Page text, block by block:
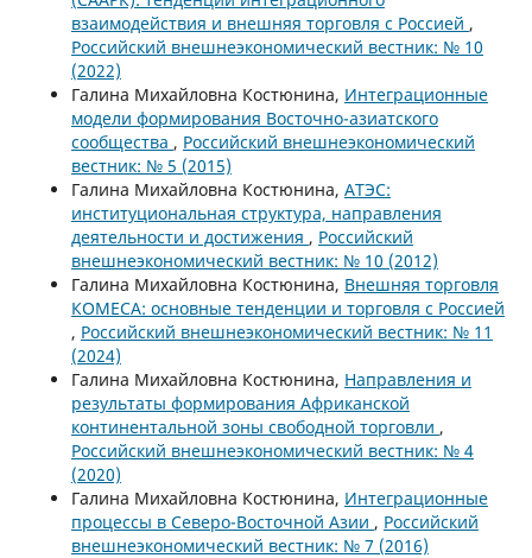
взаимодействия и внешняя торговля с Россией ,
Российский внешнеэкономический вестник: № 10
(2022)
Галина Михайловна Костюнина, Интеграционные
модели формирования Восточно-азиатского
сообщества , Российский внешнеэкономический
вестник: № 5 (2015)
Галина Михайловна Костюнина, АТЭС:
институциональная структура, направления
деятельности и достижения , Российский
внешнеэкономический вестник: № 10 (2012)
Галина Михайловна Костюнина, Внешняя торговля
КОМЕСА: основные тенденции и торговля с Россией
, Российский внешнеэкономический вестник: № 11
(2024)
Галина Михайловна Костюнина, Направления и
результаты формирования Африканской
континентальной зоны свободной торговли ,
Российский внешнеэкономический вестник: № 4
(2020)
Галина Михайловна Костюнина, Интеграционные
процессы в Северо-Восточной Азии , Российский
внешнеэкономический вестник: № 7 (2016)